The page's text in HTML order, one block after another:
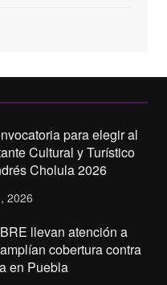
para elegir al
Cultural y Turístico
Cholula 2026
2026
llevan atención a
cobertura contra
en Puebla